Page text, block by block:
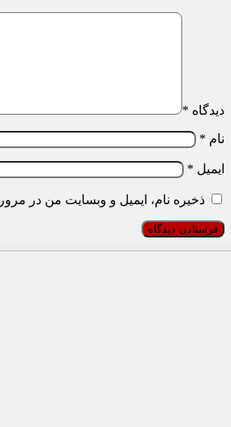
دیدگاه *
نام *
ایمیل *
ذخیره نام، ایمیل و وبسایت من در